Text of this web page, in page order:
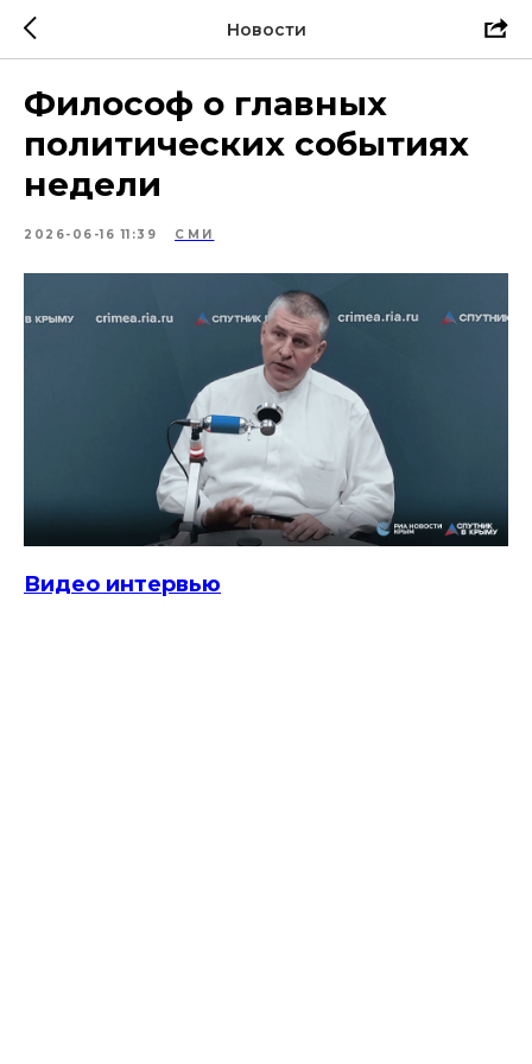
Новости
Философ о главных
политических событиях
недели
2026-06-16 11:39 СМИ
Видео интервью